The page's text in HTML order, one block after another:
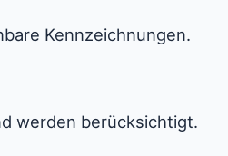
Kennzeichnungen.
werden berücksichtigt.